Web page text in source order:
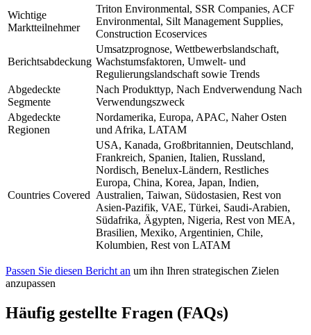
Wichtige
Marktteilnehmer
Triton Environmental, SSR Companies, ACF
Environmental, Silt Management Supplies,
Construction Ecoservices
Berichtsabdeckung
Umsatzprognose, Wettbewerbslandschaft,
Wachstumsfaktoren, Umwelt- und
Regulierungslandschaft sowie Trends
Abgedeckte
Segmente
Nach Produkttyp, Nach Endverwendung Nach
Verwendungszweck
Abgedeckte
Regionen
Nordamerika, Europa, APAC, Naher Osten
und Afrika, LATAM
Countries Covered
USA, Kanada, Großbritannien, Deutschland,
Frankreich, Spanien, Italien, Russland,
Nordisch, Benelux-Ländern, Restliches
Europa, China, Korea, Japan, Indien,
Australien, Taiwan, Südostasien, Rest von
Asien-Pazifik, VAE, Türkei, Saudi-Arabien,
Südafrika, Ägypten, Nigeria, Rest von MEA,
Brasilien, Mexiko, Argentinien, Chile,
Kolumbien, Rest von LATAM
Passen Sie diesen Bericht an um ihn Ihren strategischen Zielen
anzupassen
Häufig gestellte Fragen (FAQs)